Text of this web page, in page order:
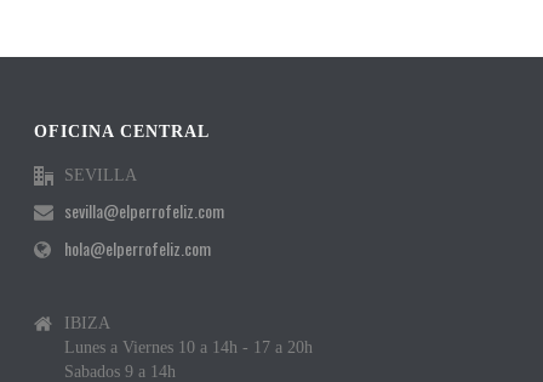
OFICINA CENTRAL
SEVILLA
sevilla@elperrofeliz.com
hola@elperrofeliz.com
IBIZA
Lunes a Viernes 10 a 14h - 17 a 20h
Sabados 9 a 14h